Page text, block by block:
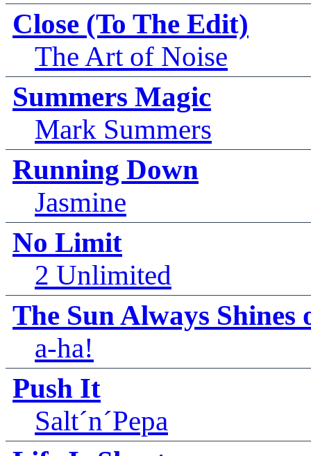
Close (To The Edit)
The Art of Noise
Summers Magic
Mark Summers
Running Down
Jasmine
No Limit
2 Unlimited
The Sun Always Shines
a-ha!
Push It
Salt´n´Pepa